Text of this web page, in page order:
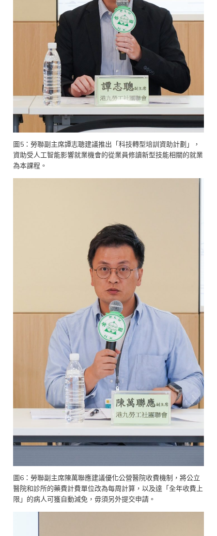
圖5：勞聯副主席譚志聰建議推出「科技轉型培訓資助計劃」，
資助受人工智能影響就業機會的從業員修讀新型技能相關的就業
為本課程。
圖6：勞聯副主席陳萬聯應建議優化公營醫院收費機制，將公立
醫院和診所的藥費計費單位改為每周計算，以及達「全年收費上
限」的病人可獲自動減免，毋須另外提交申請。